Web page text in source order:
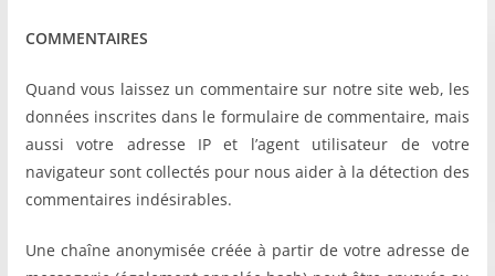
COMMENTAIRES
Quand vous laissez un commentaire sur notre site web, les
données inscrites dans le formulaire de commentaire, mais
aussi votre adresse IP et l’agent utilisateur de votre
navigateur sont collectés pour nous aider à la détection des
commentaires indésirables.
Une chaîne anonymisée créée à partir de votre adresse de